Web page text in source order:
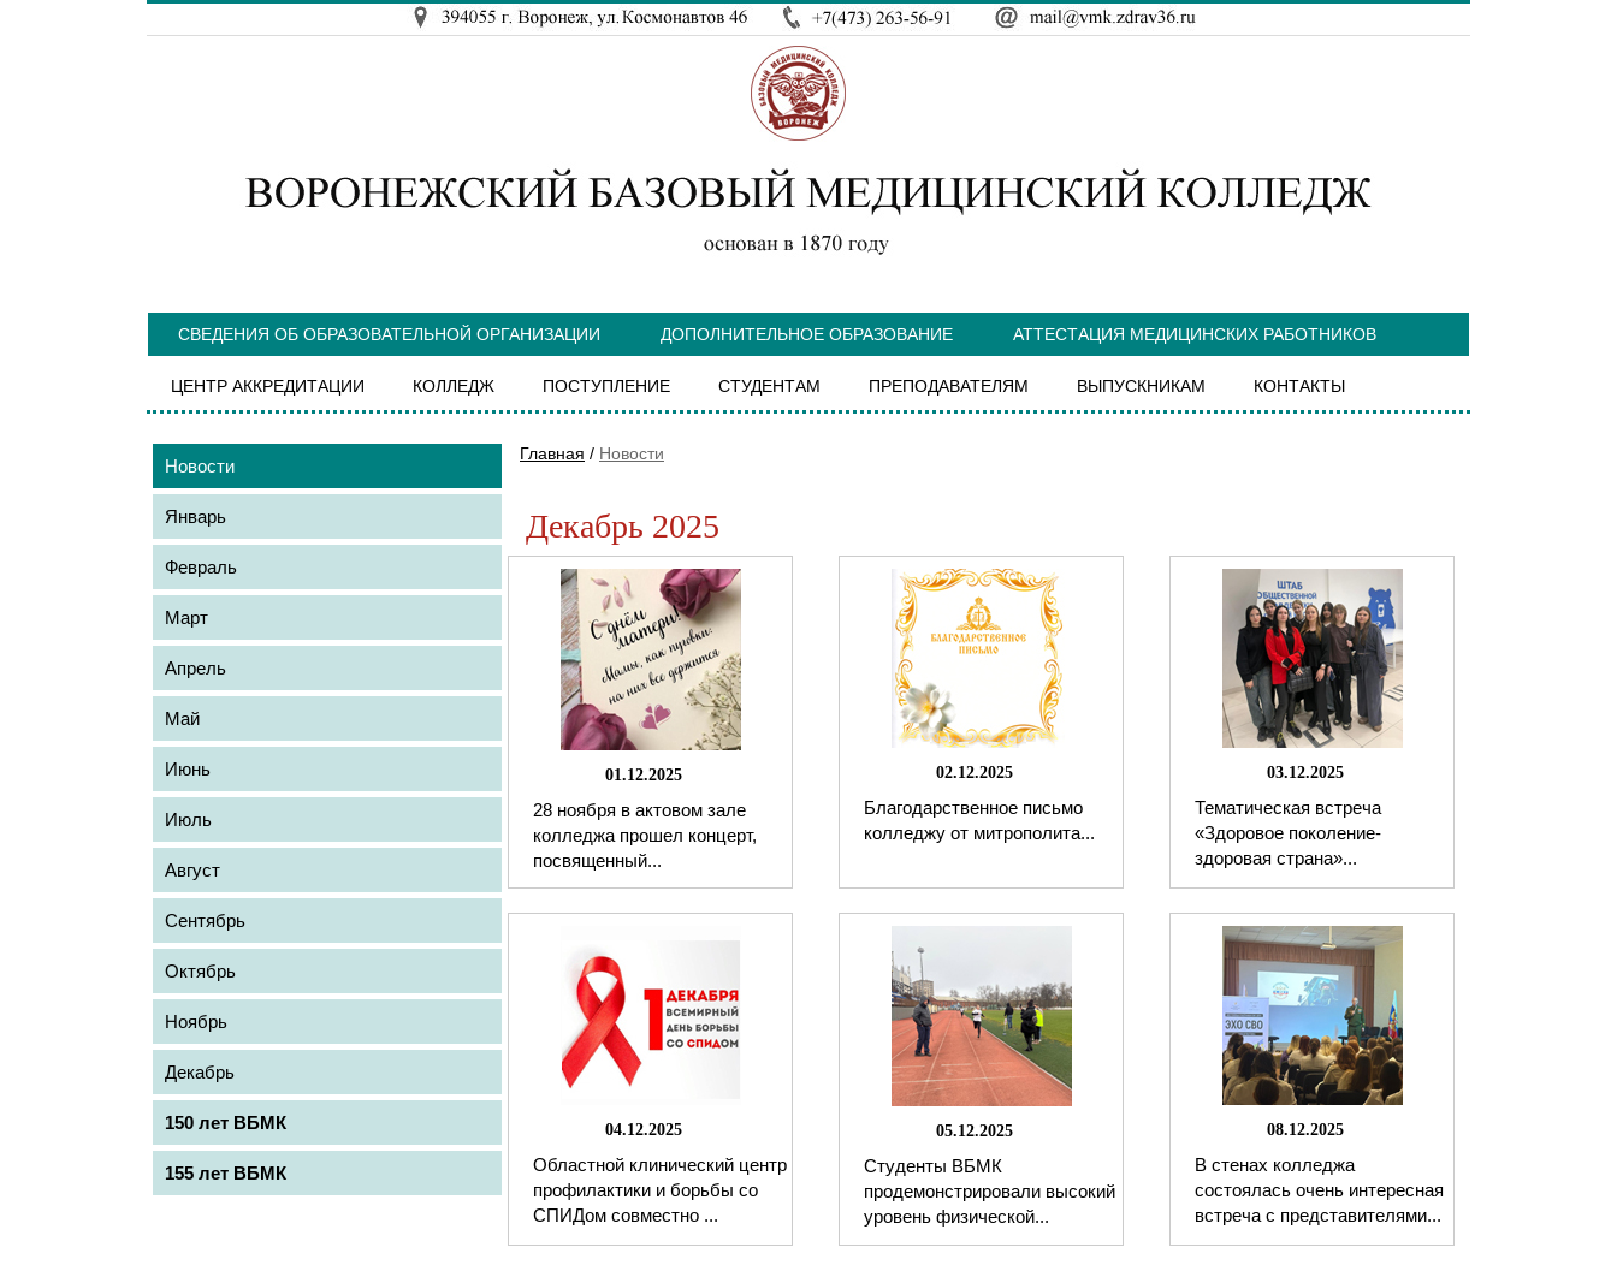
СВЕДЕНИЯ ОБ ОБРАЗОВАТЕЛЬНОЙ ОРГАНИЗАЦИИ ДОПОЛНИТЕЛЬНОЕ ОБРАЗОВАНИЕ АТТЕСТАЦИЯ МЕДИЦИНСКИХ РАБОТНИКОВ
ЦЕНТР АККРЕДИТАЦИИ КОЛЛЕДЖ ПОСТУПЛЕНИЕ СТУДЕНТАМ ПРЕПОДАВАТЕЛЯМ ВЫПУСКНИКАМ КОНТАКТЫ
Новости
Январь
Февраль
Март
Апрель
Май
Июнь
Июль
Август
Сентябрь
Октябрь
Ноябрь
Декабрь
150 лет ВБМК
155 лет ВБМК
Главная / Новости
Декабрь 2025
01.12.2025
28 ноября в актовом зале
колледжа прошел концерт,
посвященный...
03.12.2025
Тематическая встреча
«Здоровое поколение-
здоровая страна»...
02.12.2025
Благодарственное письмо
колледжу от митрополита...
04.12.2025
Областной клинический центр
профилактики и борьбы со
СПИДом совместно ...
08.12.2025
В стенах колледжа
состоялась очень интересная
встреча с представителями...
05.12.2025
Студенты ВБМК
продемонстрировали высокий
уровень физической...